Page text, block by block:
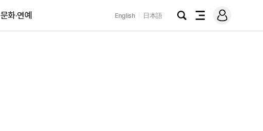
문화·연예 English 日本語
검
전
메
그